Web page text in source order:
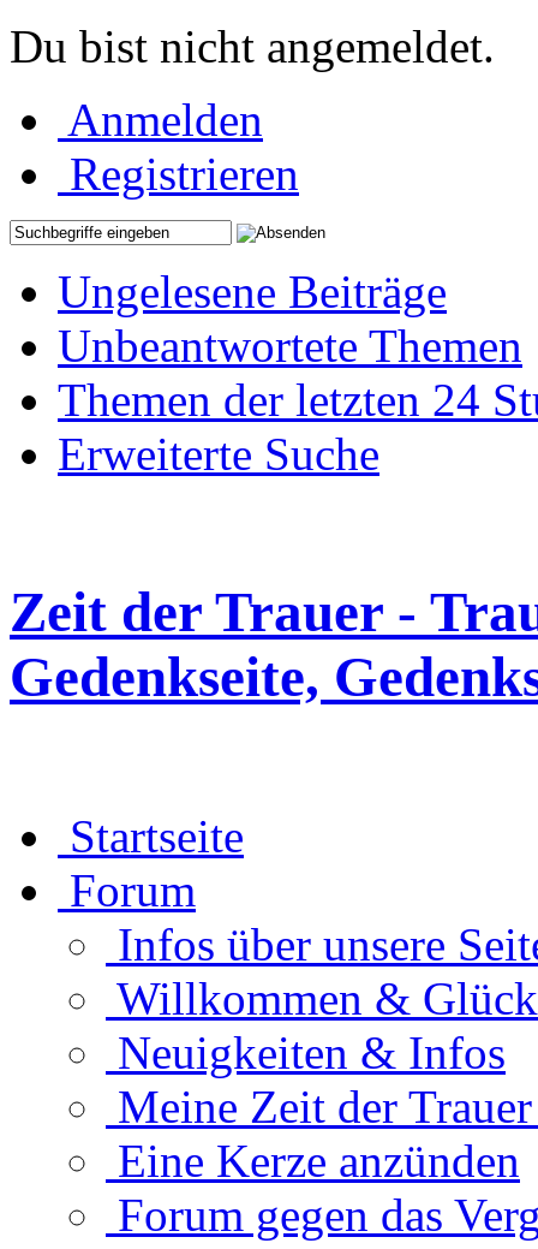
Du bist nicht angemeldet.
Anmelden
Registrieren
Ungelesene Beiträge
Unbeantwortete Themen
Themen der letzten 24
Erweiterte Suche
Zeit der Trauer -
Gedenkseite,
Startseite
Forum
Infos über unsere
Willkommen &
Neuigkeiten & Infos
Meine Zeit der
Eine Kerze anzünden
Forum gegen das